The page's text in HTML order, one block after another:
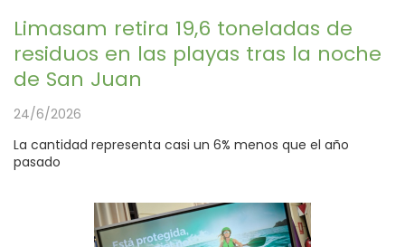
Limasam retira 19,6 toneladas de
residuos en las playas tras la noche
de San Juan
24/6/2026
La cantidad representa casi un 6% menos que el año
pasado